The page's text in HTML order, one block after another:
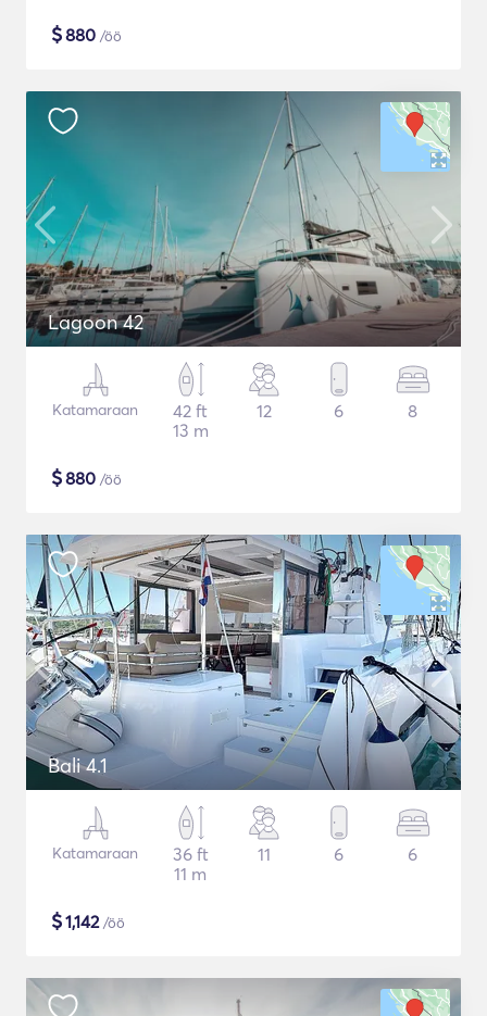
$880 /öö
Lagoon 42
Katamaraan
42 ft
13 m
12 6 8
$880 /öö
Bali 4.1
Katamaraan
36 ft
11 m
11 6 6
$1,142/öö